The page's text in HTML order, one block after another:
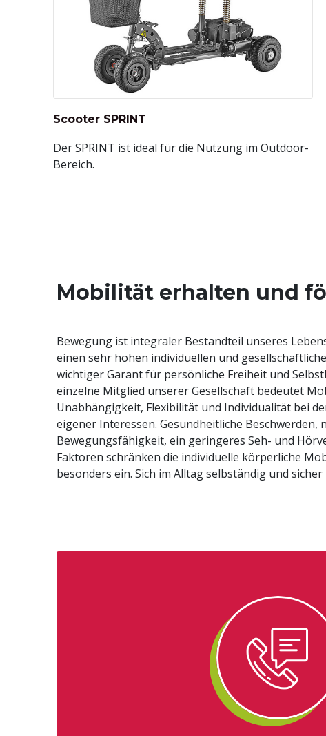
Scooter SPRINT
Der SPRINT ist ideal für die Nutzung im Outdoor-
Bereich.
Mobilität erhalten und
Bewegung ist integraler Bestandteil unseres
einen sehr hohen individuellen und
wichtiger Garant für persönliche Freiheit und
einzelne Mitglied unserer Gesellschaft bedeutet
Unabhängigkeit, Flexibilität und Individualität bei
eigener Interessen. Gesundheitliche Beschwerden,
Bewegungsfähigkeit, ein geringeres Seh- und
Faktoren schränken die individuelle körperliche
besonders ein. Sich im Alltag selbständig und
ein Schlüssel für hohe Lebensqualität im Alter. Auch
Lebensjahren mobil zu bleiben, bedeutet
altern. Für unser Unternehmen steht das
Mittelpunkt unserer unternehmerischen Aktivitäten.
legen wir auf die selbstbestimmte und individuelle
vier Wänden. „Wenige Dinge sind wichtiger, als sich allein
von fremder Hilfe bewegen zu können“ ist ein
hören. Unser Antrieb ist daher Ihre bestmögliche